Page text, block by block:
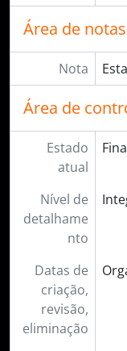
Área de notas
Nota
Área de
Estado
atual
Nível de
detalhame
nto
Datas de
criação,
revisão,
eliminação